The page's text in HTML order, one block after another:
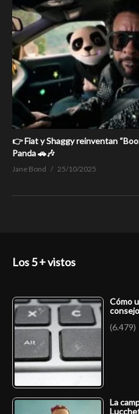
👉 Fiat y Shaggy reinventan
Panda 🚗🎶
Jane Bond 25/10/2025
Los 5 + vistos
Cómo
(6.479)
La